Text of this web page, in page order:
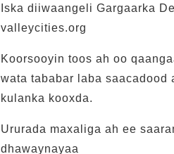
Iska diiwaangeli Gargaarka
valleycities.org
Koorsooyin toos ah oo
wata tababar laba saacadood
kulanka kooxda.
Ururada maxaliga ah ee
dhawaynayaa